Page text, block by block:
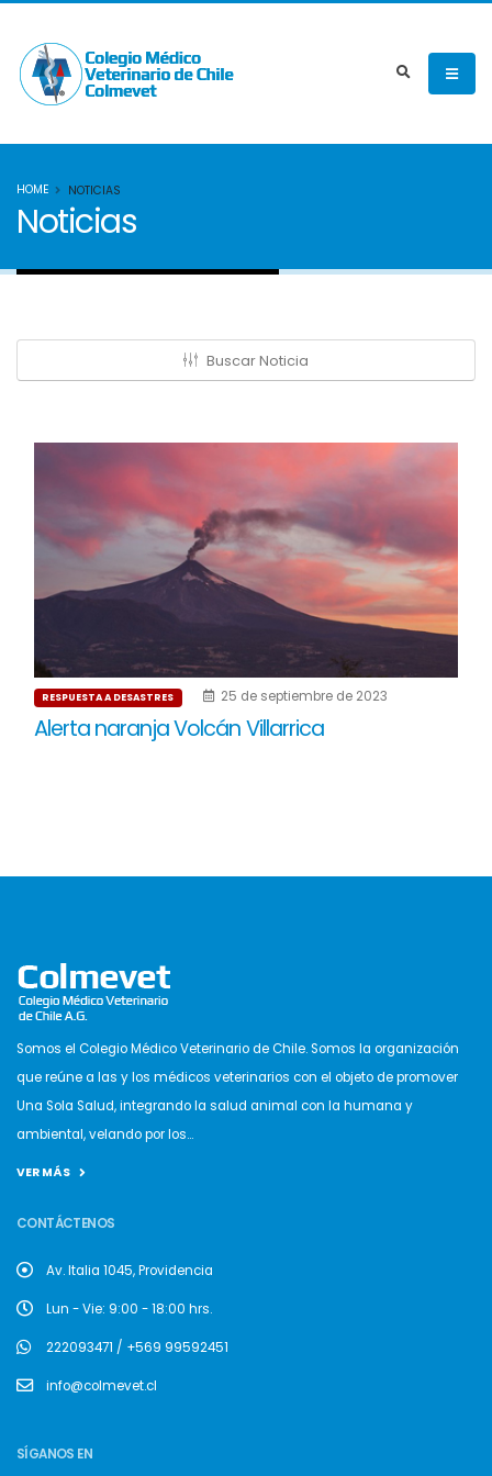
HOME NOTICIAS
Noticias
Buscar Noticia
RESPUESTA A DESASTRES 25 de septiembre de 2023
Alerta naranja Volcán Villarrica
Somos el Colegio Médico Veterinario de Chile. Somos la organización
que reúne a las y los médicos veterinarios con el objeto de promover
Una Sola Salud, integrando la salud animal con la humana y
ambiental, velando por los...
VER MÁS
CONTÁCTENOS
Av. Italia 1045, Providencia
Lun - Vie: 9:00 - 18:00 hrs.
222093471 / +569 99592451
info@colmevet.cl
SÍGANOS EN